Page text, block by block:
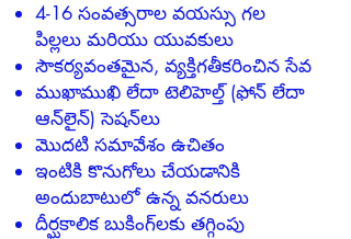
4-16 సంవత్సరాల వయస్సు గల
పిల్లలు మరియు యువకులు
సౌకర్యవంతమైన, వ్యక్తిగతీకరించిన సేవ
ముఖాముఖి లేదా టెలిహెల్త్ (ఫోన్ లేదా
ఆన్‌లైన్) సెషన్‌లు
మొదటి సమావేశం ఉచితం
ఇంటికి కొనుగోలు చేయడానికి
అందుబాటులో ఉన్న వనరులు
దీర్ఘకాలిక బుకింగ్‌లకు తగ్గింపు